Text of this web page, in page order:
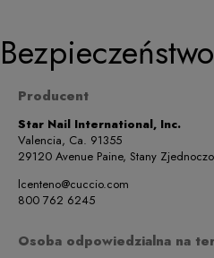
Bezpieczeństwo
Producent
Star Nail International, Inc.
Valencia, Ca. 91355
29120 Avenue Paine, Stany
lcenteno@cuccio.com
800 762 6245
Osoba odpowiedzialna na